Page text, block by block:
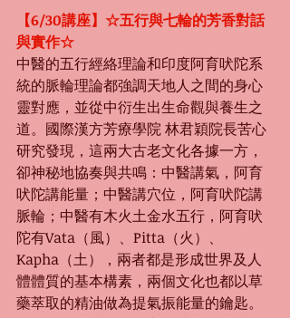
【6/30講座】☆五行與七輪的芳香對話
與實作☆
中醫的五行經絡理論和印度阿育吠陀系
統的脈輪理論都強調天地人之間的身心
靈對應，並從中衍生出生命觀與養生之
道。國際漢方芳療學院 林君穎院長苦心
研究發現，這兩大古老文化各據一方，
卻神秘地協奏與共鳴：中醫講氣，阿育
吠陀講能量；中醫講穴位，阿育吠陀講
脈輪；中醫有木火土金水五行，阿育吠
陀有Vata（風）、Pitta（火）、
Kapha（土），兩者都是形成世界及人
體體質的基本構素，兩個文化也都以草
藥萃取的精油做為提氣振能量的鑰匙。